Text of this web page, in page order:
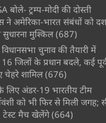
बोले- ट्रम्प-मोदी की दोस्ती
ने अमेरिका-भारत संबंधों को
मुश्किल (687)
चुनाव की तैयारी में
जिलों के प्रधान बदले, कई
चेहरे शामिल (676)
लिए अंडर-19 भारतीय टीम
को भी फिर से मिली जगह;
मैच खेलेंगे (664)